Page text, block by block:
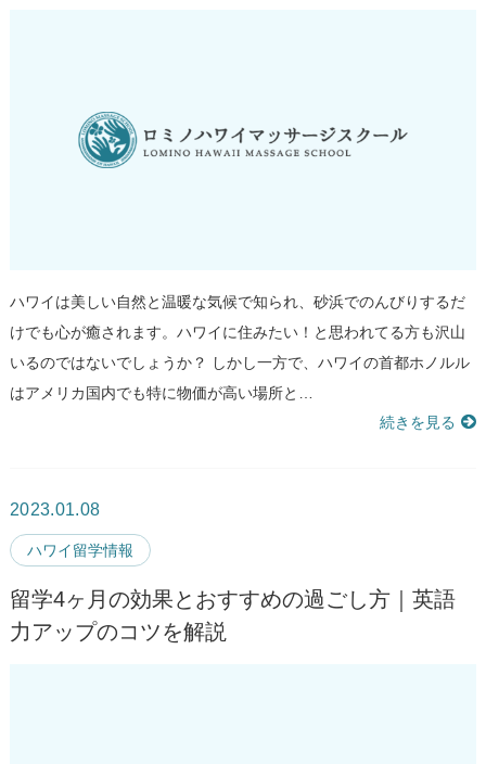
ハワイは美しい自然と温暖な気候で知られ、砂浜でのんびりするだ
けでも心が癒されます。ハワイに住みたい！と思われてる方も沢山
いるのではないでしょうか？ しかし一方で、ハワイの首都ホノルル
はアメリカ国内でも特に物価が高い場所と…
続きを見る
2023.01.08
ハワイ留学情報
留学4ヶ月の効果とおすすめの過ごし方｜英語
力アップのコツを解説